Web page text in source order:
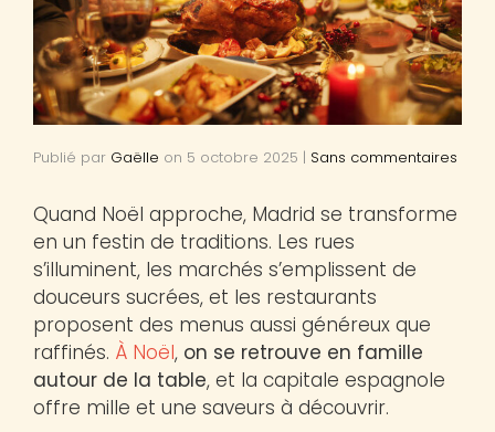
Publié par Gaëlle on 5 octobre 2025 | Sans commentaires
Quand Noël approche, Madrid se transforme
en un festin de traditions. Les rues
s’illuminent, les marchés s’emplissent de
douceurs sucrées, et les restaurants
proposent des menus aussi généreux que
raffinés. À Noël, on se retrouve en famille
autour de la table, et la capitale espagnole
offre mille et une saveurs à découvrir.